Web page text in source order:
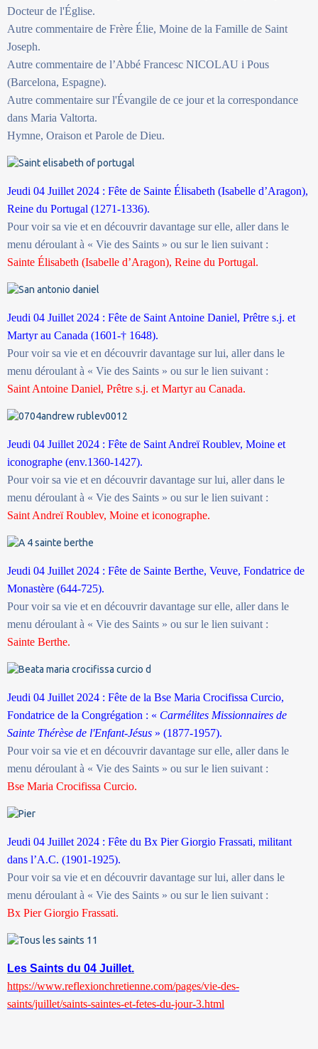
Docteur de l'Église.
Autre commentaire de Frère Élie, Moine de la Famille de Saint
Joseph.
Autre commentaire de l’Abbé Francesc NICOLAU i Pous
(Barcelona, Espagne).
Autre commentaire sur l'Évangile de ce jour et la correspondance
dans Maria Valtorta.
Hymne, Oraison et Parole de Dieu.
Jeudi 04 Juillet 2024 : Fête de Sainte Élisabeth (Isabelle d’Aragon),
Reine du Portugal (1271-1336).
Pour voir sa vie et en découvrir davantage sur elle, aller dans le
menu déroulant à « Vie des Saints » ou sur le lien suivant :
Sainte Élisabeth (Isabelle d’Aragon), Reine du Portugal.
Jeudi 04 Juillet 2024 : Fête de Saint Antoine Daniel, Prêtre s.j. et
Martyr au Canada (1601-† 1648).
Pour voir sa vie et en découvrir davantage sur lui, aller dans le
menu déroulant à « Vie des Saints » ou sur le lien suivant :
Saint Antoine Daniel, Prêtre s.j. et Martyr au Canada.
Jeudi 04 Juillet 2024 : Fête de Saint Andreï Roublev, Moine et
iconographe (env.1360-1427).
Pour voir sa vie et en découvrir davantage sur lui, aller dans le
menu déroulant à « Vie des Saints » ou sur le lien suivant :
Saint Andreï Roublev, Moine et iconographe.
Jeudi 04 Juillet 2024 : Fête de Sainte Berthe, Veuve, Fondatrice de
Monastère (644-725).
Pour voir sa vie et en découvrir davantage sur elle, aller dans le
menu déroulant à « Vie des Saints » ou sur le lien suivant :
Sainte Berthe.
Jeudi 04 Juillet 2024 : Fête de la Bse Maria Crocifissa Curcio,
Fondatrice de la Congrégation : « Carmélites Missionnaires de
Sainte Thérèse de l'Enfant-Jésus » (1877-1957).
Pour voir sa vie et en découvrir davantage sur elle, aller dans le
menu déroulant à « Vie des Saints » ou sur le lien suivant :
Bse Maria Crocifissa Curcio.
Jeudi 04 Juillet 2024 : Fête du Bx Pier Giorgio Frassati, militant
dans l’A.C. (1901-1925).
Pour voir sa vie et en découvrir davantage sur lui, aller dans le
menu déroulant à « Vie des Saints » ou sur le lien suivant :
Bx Pier Giorgio Frassati.
Les Saints du 04 Juillet.
https://www.reflexionchretienne.com/pages/vie-des-
saints/juillet/saints-saintes-et-fetes-du-jour-3.html